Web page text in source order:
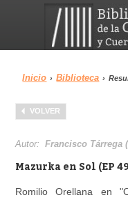
Menu
Biblioteca
Inicio › Biblioteca ›
VOLVER
Autor:Francisco Tárrega
Mazurka en Sol (EP
Romilio Orellana en